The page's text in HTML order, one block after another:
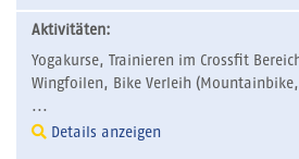
Aktivitäten:
Yogakurse, Trainieren im Crossfit
Wingfoilen, Bike Verleih
...
Details anzeigen